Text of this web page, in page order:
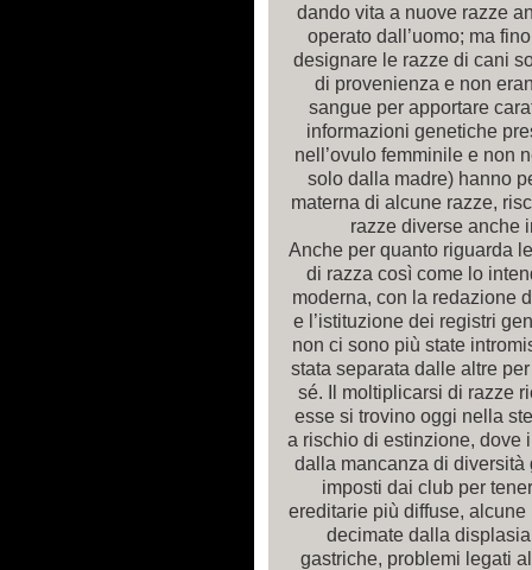
dando vita a nuove razze
operato dall’uomo; ma
designare le razze di cani
di provenienza e non
sangue per apportare
informazioni genetiche
nell’ovulo femminile e non
solo dalla madre) hanno
materna di alcune razze,
razze diverse anche
Anche per quanto riguarda
di razza così come lo
moderna, con la redazione
e l’istituzione dei registri
non ci sono più state
stata separata dalle altre
sé. Il moltiplicarsi di razze
esse si trovino oggi nella
a rischio di estinzione, dove
dalla mancanza di
imposti dai club per
ereditarie più diffuse,
decimate dalla
gastriche, problemi legati